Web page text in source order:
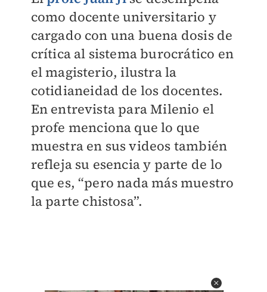
como docente universitario y
cargado con una buena dosis de
crítica al sistema burocrático en
el magisterio, ilustra la
cotidianeidad de los docentes.
En entrevista para Milenio el
profe menciona que lo que
muestra en sus videos también
refleja su esencia y parte de lo
que es, “pero nada más muestro
la parte chistosa”.